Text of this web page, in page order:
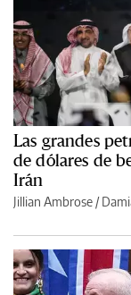
Las grandes
de dólares de
Irán
Jillian Ambrose /